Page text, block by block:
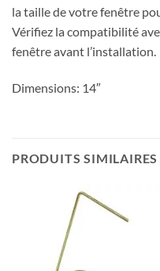
la taille de votre fenêtre
Vérifiez la compatibilité
fenêtre avant l’installation.
Dimensions: 14″
PRODUITS SIMILAIRES